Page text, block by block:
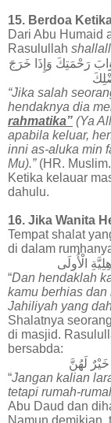
15. Berdoa
Dari Abu Humaid
Rasulullah
رَحْمَتِكَ وَإِذَا خَرَجَ
“Jika salah
hendaknya dia
rahmatika” (Ya
apabila keluar,
inni as-aluka min
Mu).”(HR.
Ketika kelauar
dahulu.
16. Jika Wanita
Tempat shalat
di dalam
الْأُولَى
“Dan hendaklah
kamu berhias
Jahiliyah yang
Shalatnya
di masjid.
bersabda:
خَيْرٌ لَهُنَّ
“Jangan kalian
tetapi rumah-
Abu Daud dan